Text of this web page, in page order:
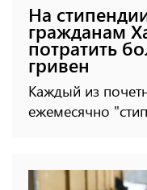
На
гражданам
потратить
гривен
Каждый из
ежемесячно